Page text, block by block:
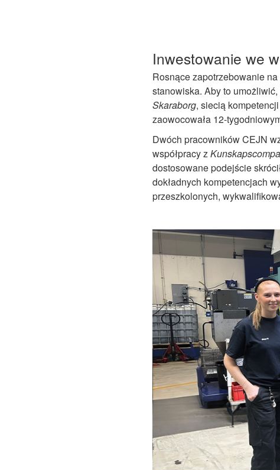
Inwestowanie we
Rosnące zapotrzebowanie
stanowiska. Aby to
Skaraborg, siecią
zaowocowała 12-
Dwóch pracowników CEJN
współpracy z
dostosowane podejście
dokładnych kompetencjach
przeszkolonych,